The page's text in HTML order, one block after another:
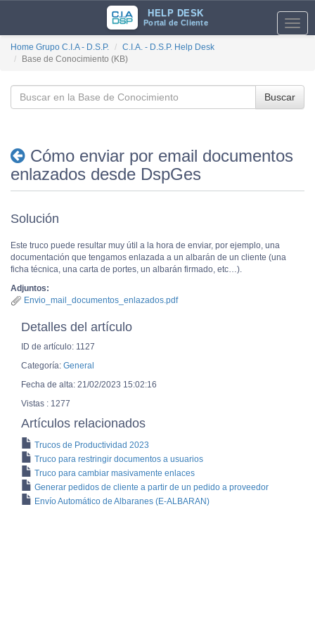
HELP DESK
Portal de Cliente
Home Grupo C.I.A - D.S.P.
C.I.A. - D.S.P. Help Desk
Base de Conocimiento (KB)
Buscar
Cómo enviar por email documentos
enlazados desde DspGes
Solución
Este truco puede resultar muy útil a la hora de enviar, por ejemplo, una
documentación que tengamos enlazada a un albarán de un cliente (una
ficha técnica, una carta de portes, un albarán firmado, etc…).
Adjuntos:
Envio_mail_documentos_enlazados.pdf
Detalles del artículo
ID de artículo: 1127
Categoría: General
Fecha de alta: 21/02/2023 15:02:16
Vistas : 1277
Artículos relacionados
Trucos de Productividad 2023
Truco para restringir documentos a usuarios
Truco para cambiar masivamente enlaces
Generar pedidos de cliente a partir de un pedido a proveedor
Envío Automático de Albaranes (E-ALBARAN)